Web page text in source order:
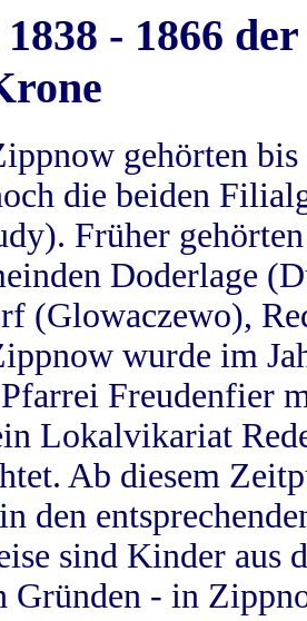
- 1866
gehörten
die beiden
Früher
Doderlage
(Glowaczewo),
wurde im
Pfarrei Freudenfier
Lokalvikariat
Ab diesem
den
sind Kinder aus
Gründen - in